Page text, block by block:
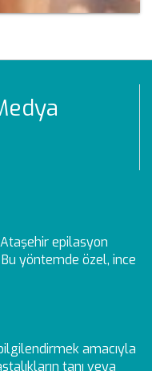
Ataşehir epilasyon
yöntemde özel, ince
amacıyla
tanı veya